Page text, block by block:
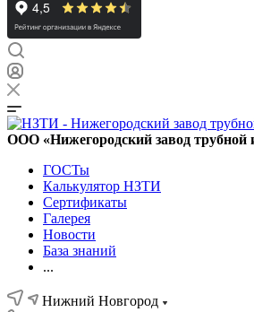
ООО «Нижегородский завод трубной
ГОСТы
Калькулятор НЗТИ
Сертификаты
Галерея
Новости
База знаний
...
Нижний Новгород